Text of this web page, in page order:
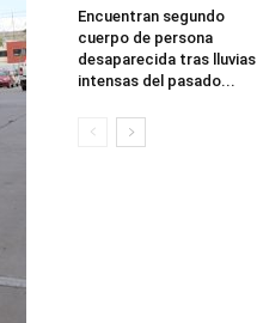
Encuentran segundo
cuerpo de persona
desaparecida tras lluvias
intensas del pasado...